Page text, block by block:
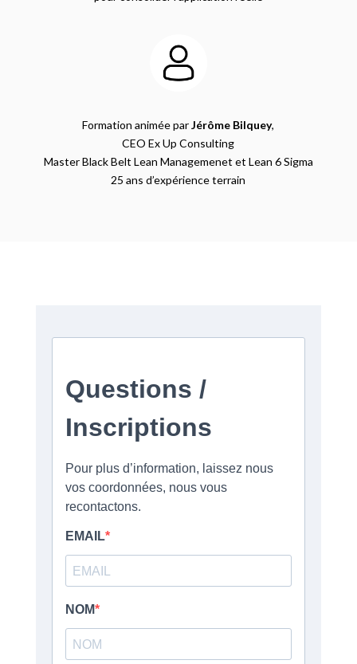
Formation animée parJérôme Bilquey,
CEO Ex Up Consulting
Master Black Belt Lean Managemenet et Lean 6 Sigma
25 ans d’expérience terrain